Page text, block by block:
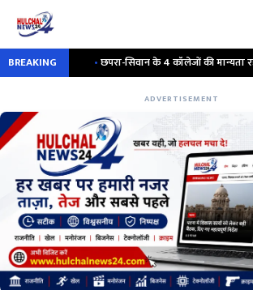
BREAKING
•छपरा-सिवान के 4 कॉलेजों की मान्यता रद्द ; छात्र
ADVERTISEMENT